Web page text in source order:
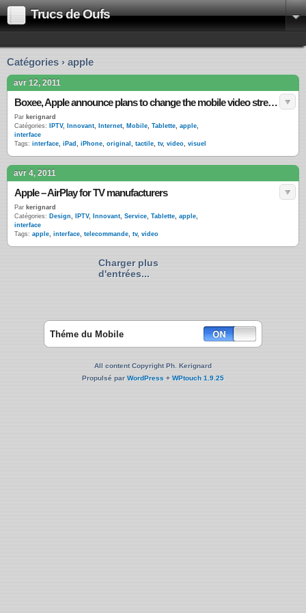
Trucs de Oufs
Catégories › apple
avr 12, 2011
Boxee, Apple announce plans to change the mobile video streaming landscape
Par kerignard
Catégories:
IPTV, Innovant, Internet, Mobile, Tablette, apple,
interface
Tags: interface, iPad , iPhone, original , tactile, tv, video, visuel
avr 4, 2011
Apple – AirPlay for TV manufacturers
Par kerignard
Catégories: Design, IPTV, Innovant, Service, Tablette, apple,
interface
Tags: apple, interface, telecommande, tv, video
Charger plus
d'entrées...
Théme du Mobile
All content Copyright Ph. Kerignard
Propulsé parWordPress + WPtouch 1.9.25